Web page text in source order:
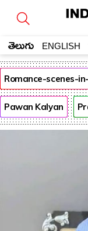
తెలుగు ENGLISH
Romance-scenes-
Pawan Kalyan